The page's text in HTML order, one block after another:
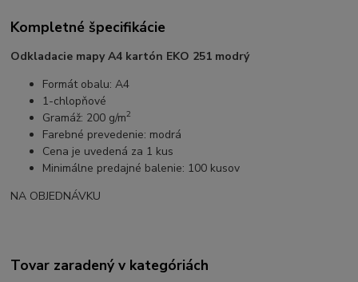
Kompletné špecifikácie
Odkladacie mapy A4 kartón EKO 251 modrý
Formát obalu: A4
1-chlopňové
Gramáž: 200 g/m2
Farebné prevedenie: modrá
Cena je uvedená za 1 kus
Minimálne predajné balenie: 100 kusov
NA OBJEDNÁVKU
Tovar zaradený v kategóriách